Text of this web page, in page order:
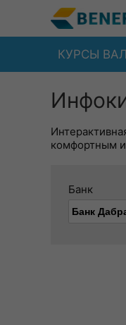
КУРСЫ
комфортным
Банк